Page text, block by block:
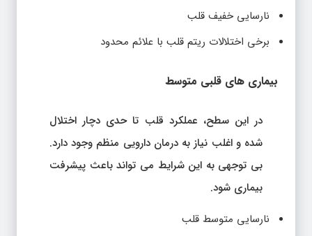
نارسایی خفیف قلب
برخی اختلالات ریتم قلب با علائم محدود
بیماری های قلبی متوسط
در این سطح، عملکرد قلب تا حدی دچار اختلال
شده و اغلب نیاز به درمان دارویی منظم وجود دارد.
بی توجهی به این شرایط می تواند باعث پیشرفت
بیماری شود.
نارسایی متوسط قلب